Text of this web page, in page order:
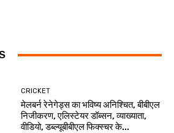
CRICKET
मेलबर्न रेनेगेड्स का भविष्य अनिश्चित, बीबीएल
निजीकरण, एलिस्टेयर डॉब्सन, व्याख्याता,
वीडियो, डब्ल्यूबीबीएल फिक्स्चर के...